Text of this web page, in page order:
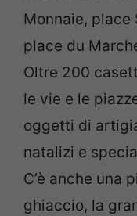
Monnaie, place
place du
Oltre 200
le vie e le
oggetti di
natalizi e
C’è anche una
ghiaccio, la